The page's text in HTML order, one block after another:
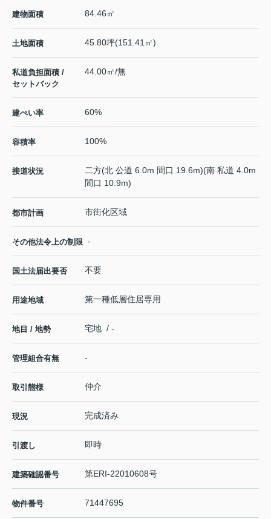
建物面積 84.46㎡
土地面積 45.80坪(151.41㎡)
私道負担面積 /
セットバック
44.00㎡/無
建ぺい率 60%
容積率 100%
接道状況
二方(北 公道 6.0m 間口 19.6m)(南 私道 4.0m
間口 10.9m)
都市計画 市街化区域
その他法令上の制限 -
国土法届出要否 不要
用途地域 第一種低層住居専用
地目 / 地勢 宅地 / -
管理組合有無 -
取引態様 仲介
現況 完成済み
引渡し 即時
建築確認番号 第ERI-22010608号
物件番号 71447695